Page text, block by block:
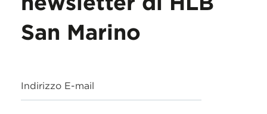
San Marino
Indirizzo E-mail